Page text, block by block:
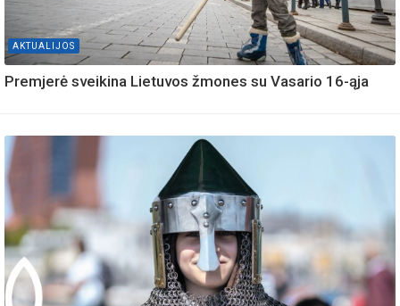
AKTUALIJOS
Premjerė sveikina Lietuvos žmones su Vasario 16-ąja